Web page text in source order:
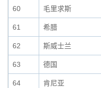
60 毛里求斯
61 希腊
62 斯威士兰
63 德国
64 肯尼亚